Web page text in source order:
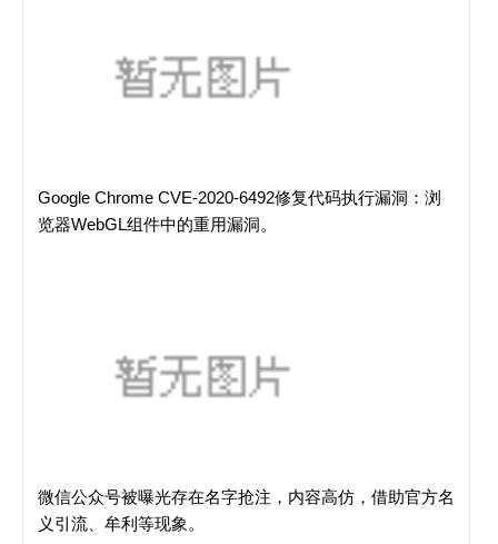
Google Chrome CVE-2020-6492修复代码执行漏洞：浏
览器WebGL组件中的重用漏洞。
微信公众号被曝光存在名字抢注，内容高仿，借助官方名
义引流、牟利等现象。